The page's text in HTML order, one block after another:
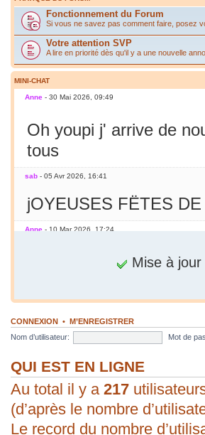
Fonctionnement du Forum
Si vous ne savez pas comment faire, posez
Votre attention SVP
A lire en priorité dès qu'il y a une nouvelle
MINI-CHAT
Anne - 30 Mai 2026, 09:49
Oh youpi j' arrive de
tous
sab - 05 Avr 2026, 16:41
jOYEUSES FËTES
Anne - 10 Mar 2026, 17:24
Jamais essayé
C'est le printemps !
en mars seulement !
sab - 09 Mar 2026, 19:56
bonjour ! vous arrivez
évident pour moi. Vive
Mise à
CONNEXION • M’ENREGISTRER
Nom d’utilisateur:
Mot de
QUI EST EN LIGNE
Au total il y a 217
(d’après le nombre
Le record du nombre